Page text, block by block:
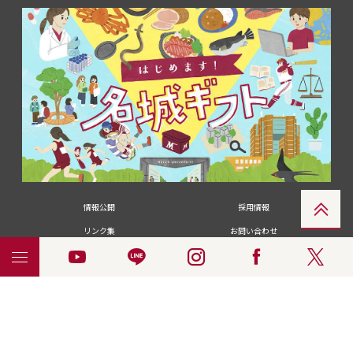
情報公開
採用情報
リンク集
お問い合わせ
メディアの皆さま
卒業生の皆さま